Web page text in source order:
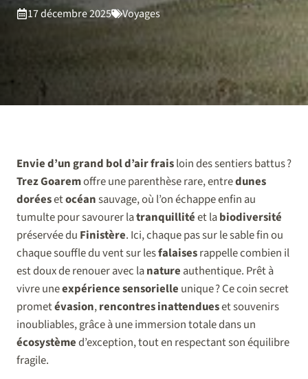
17 décembre 2025 Voyages
Envie d’un grand bol d’air fraisloin des sentiers battus ?
Trez Goaremoffre une parenthèse rare, entredunes
doréesetocéansauvage, où l’on échappe enfin au
tumulte pour savourer latranquillitéet labiodiversité
préservée du Finistère. Ici, chaque pas sur le sable fin ou
chaque souffle du vent sur lesfalaisesrappelle combien il
est doux de renouer avec lanature authentique. Prêt à
vivre uneexpérience sensorielle unique ? Ce coin secret
prometévasion,rencontres inattendueset souvenirs
inoubliables, grâce à une immersion totale dans un
écosystèmed’exception, tout en respectant son équilibre
fragile.